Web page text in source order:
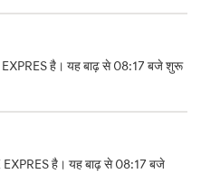
EXPRES है। यह बाढ़ से 08:17 बजे शुरू
EXPRES है। यह बाढ़ से 08:17 बजे